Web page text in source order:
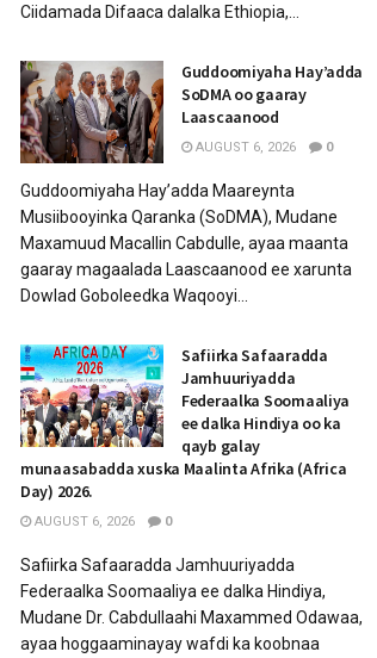
Ciidamada Difaaca dalalka Ethiopia,...
Guddoomiyaha Hay’adda
SoDMA oo gaaray
Laascaanood
AUGUST 6, 2026 0
Guddoomiyaha Hay’adda Maareynta
Musiibooyinka Qaranka (SoDMA), Mudane
Maxamuud Macallin Cabdulle, ayaa maanta
gaaray magaalada Laascaanood ee xarunta
Dowlad Goboleedka Waqooyi...
Safiirka Safaaradda
Jamhuuriyadda
Federaalka Soomaaliya
ee dalka Hindiya oo ka
qayb galay
munaasabadda xuska Maalinta Afrika (Africa
Day) 2026.
AUGUST 6, 2026 0
Safiirka Safaaradda Jamhuuriyadda
Federaalka Soomaaliya ee dalka Hindiya,
Mudane Dr. Cabdullaahi Maxammed Odawaa,
ayaa hoggaaminayay wafdi ka koobnaa